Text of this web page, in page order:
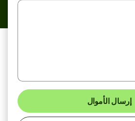
إرسال الأموال